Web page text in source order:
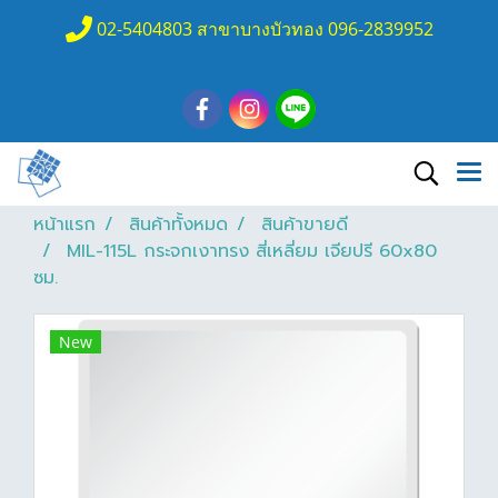
02-5404803 สาขาบางบัวทอง 096-2839952
หน้าแรก สินค้าทั้งหมด
สินค้าขายดี
MIL-115L กระจกเงาทรง สี่เหลี่ยม เจียปรี 60x80
ซม.
New